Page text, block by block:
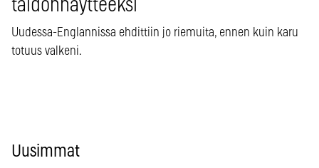
taidonnäytteeksi
Uudessa-Englannissa ehdittiin jo riemuita, ennen kuin karu
totuus valkeni.
Uusimmat